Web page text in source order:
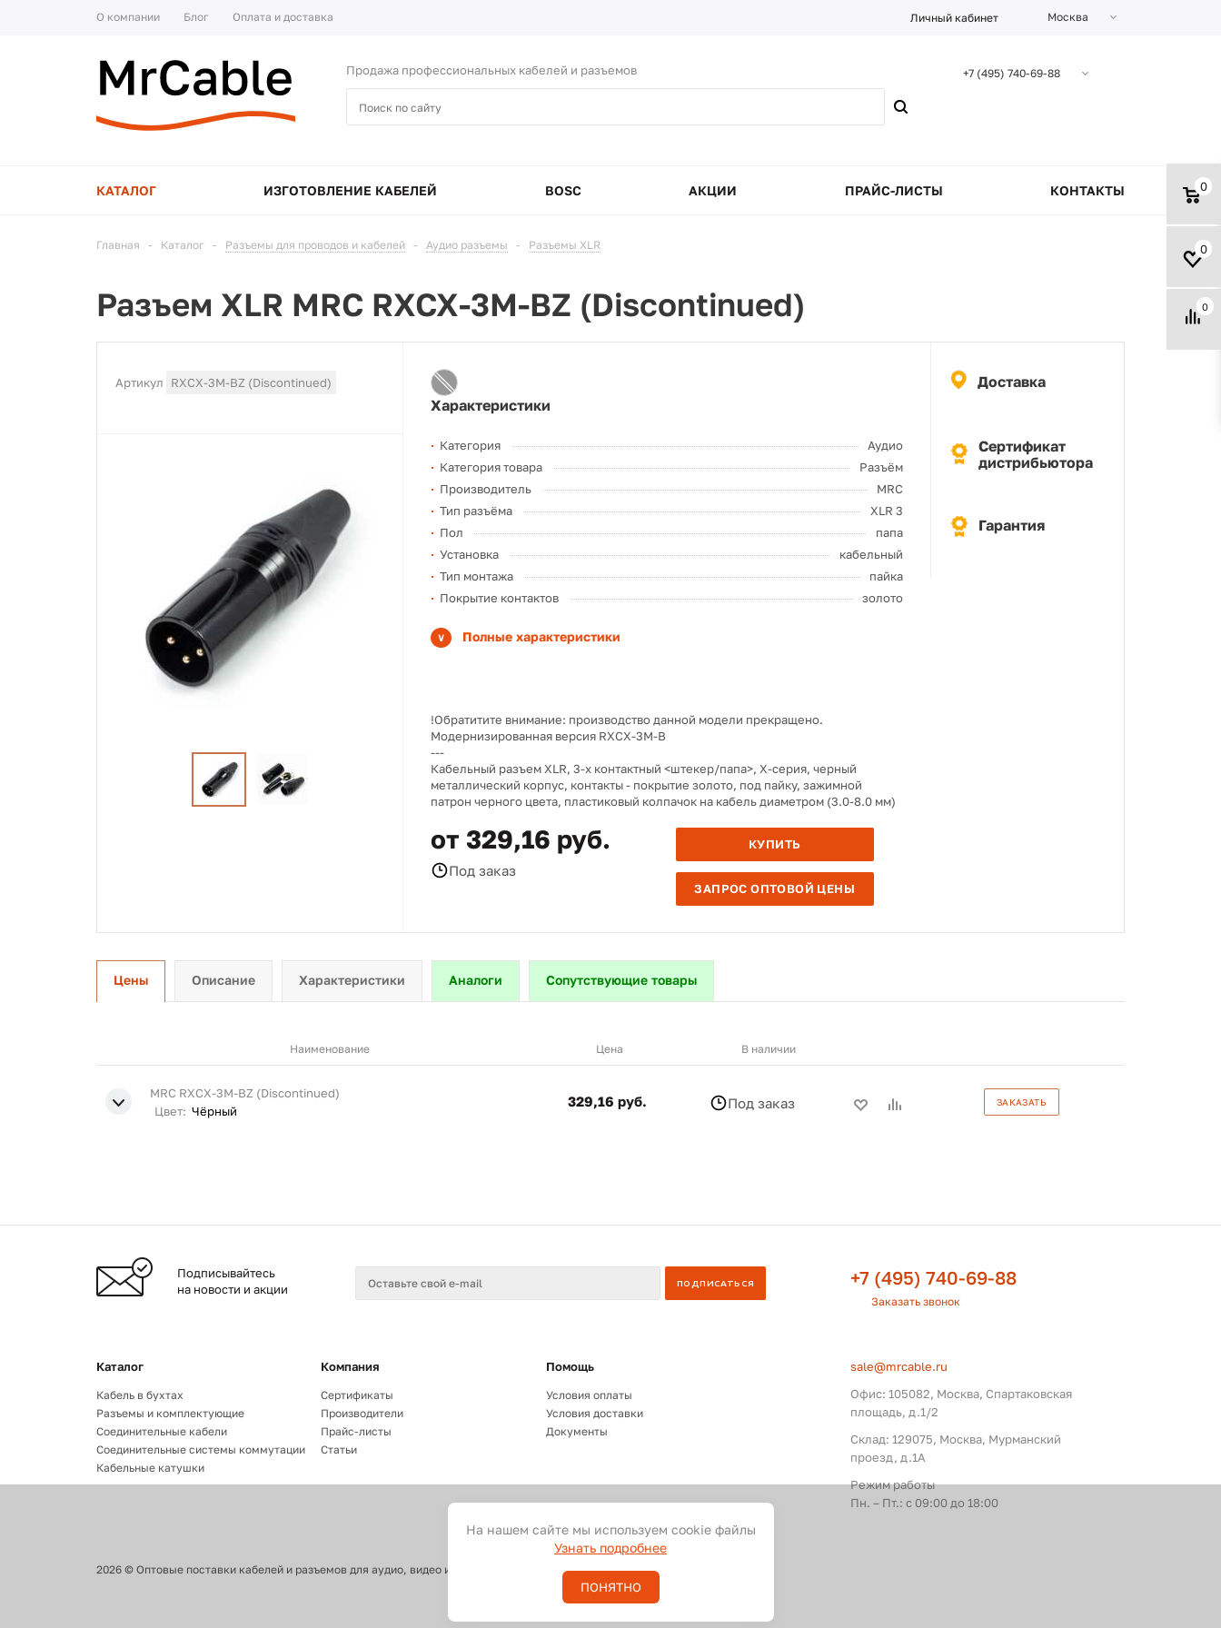
О компании Блог Оплата и доставка Личный кабинет Москва
Продажа профессиональных кабелей и разъемов +7 (495) 740-69-88
0
0
0
КАТАЛОГ ИЗГОТОВЛЕНИЕ КАБЕЛЕЙ BOSC АКЦИИ ПРАЙС-ЛИСТЫ КОНТАКТЫ
Главная - Каталог - Разъемы для проводов и кабелей - Аудио разъемы - Разъемы XLR
Разъем XLR MRC RXCX-3M-BZ (Discontinued)
Артикул RXCX-3M-BZ (Discontinued)
Характеристики
Категория
Аудио
Категория товара
Разъём
Производитель
MRC
Тип разъёма
XLR 3
Пол
папа
Установка
кабельный
Тип монтажа
пайка
Покрытие контактов
золото
Полные характеристики
!Обратитите внимание: производство данной модели прекращено.
Модернизированная версия RXCX-3M-B
---
Кабельный разъем XLR, 3-х контактный <штекер/папа>, X-серия, черный
металлический корпус, контакты - покрытие золото, под пайку, зажимной
патрон черного цвета, пластиковый колпачок на кабель диаметром (3.0-8.0 мм)
от 329,16 руб.
Под заказ
КУПИТЬ
ЗАПРОС ОПТОВОЙ ЦЕНЫ
Доставка
Сертификат
дистрибьютора
Гарантия
Цены Описание Характеристики Аналоги Сопутствующие товары
Наименование Цена В наличии
MRC RXCX-3M-BZ (Discontinued)
Цвет: Чёрный
329,16 руб. Под заказ ЗАКАЗАТЬ
Подписывайтесь
на новости и акции
+7 (495) 740-69-88
Заказать звонок
Каталог Компания Помощь
Кабель в бухтах
Разъемы и комплектующие
Соединительные кабели
Соединительные системы коммутации
Кабельные катушки
Сертификаты
Производители
Прайс-листы
Статьи
Условия оплаты
Условия доставки
Документы
sale@mrcable.ru
Офис: 105082, Москва, Спартаковская
площадь, д.1/2
Склад: 129075, Москва, Мурманский
проезд, д.1А
Режим работы
Пн. – Пт.: с 09:00 до 18:00
2026 © Оптовые поставки кабелей и разъемов для аудио, видео и светового оборудования
На нашем сайте мы используем cookie файлы
Узнать подробнее
ПОНЯТНО